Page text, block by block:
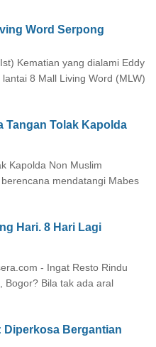
Word Serpong
Kematian yang dialami Eddy
8 Mall Living Word (MLW)
Tangan Tolak Kapolda
Kapolda Non Muslim
mendatangi Mabes
Hari. 8 Hari Lagi
- Ingat Resto Rindu
Bogor? Bila tak ada aral
Diperkosa Bergantian